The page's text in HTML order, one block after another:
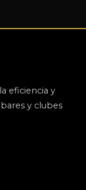
eficiencia y
y clubes